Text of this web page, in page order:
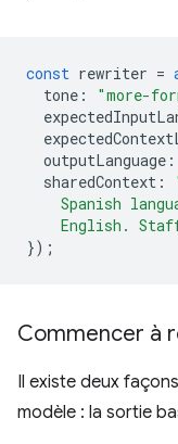
const rewriter =
tone : "more-
outputLanguage :
sharedContext :
Spanish
English.
});
Commencer à
Il existe deux
modèle : la sortie